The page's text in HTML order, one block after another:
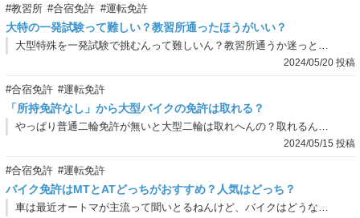
#教習所 #合宿免許 #運転免許
大特の一発試験って難しい？教習所通ったほうがいい？
大型特殊を一発試験で挑むんって難しいん？教習所通うか迷っとるねんけど、どっちがおすすめなん？
2024/05/20 投稿
#合宿免許 #運転免許
「所持免許なし」から大型バイクの免許は取れる？
やっぱり普通二輪免許が無いと大型二輪は取れへんの？取れるんやったら所持免許無しから取る場合のメリットやデメリットを教えてや！
2024/05/15 投稿
#合宿免許 #運転免許
バイク免許はMTとATどっちがおすすめ？人気はどっち？
車は最近オートマが主流って聞いとるねんけど、バイクはどうなん？バイクのオートマって人気あんの？